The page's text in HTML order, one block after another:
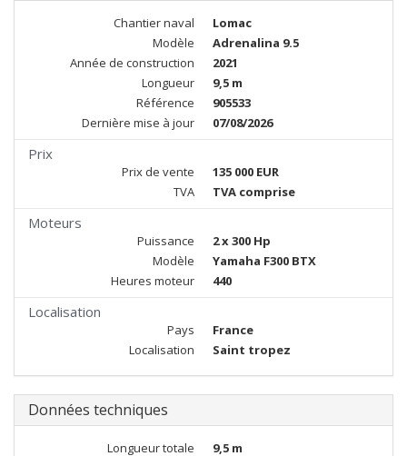
Chantier naval
Lomac
Modèle
Adrenalina 9.5
Année de construction
2021
Longueur
9,5 m
Référence
905533
Dernière mise à jour
07/08/2026
Prix
Prix de vente
135 000 EUR
TVA
TVA comprise
Moteurs
Puissance
2 x 300 Hp
Modèle
Yamaha F300 BTX
Heures moteur
440
Localisation
Pays
France
Localisation
Saint tropez
Données techniques
Longueur totale 9,5 m